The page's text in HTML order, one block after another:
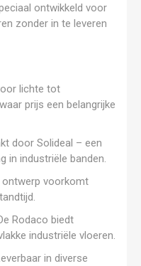
ontwikkeld voor
zonder in te leveren
lichte tot
prijs een belangrijke
door Solideal – een
in industriële banden.
ontwerp voorkomt
Rodaco biedt
industriële vloeren.
in diverse